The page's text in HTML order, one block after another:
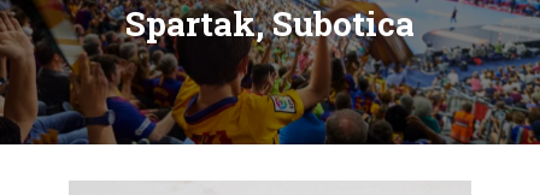
Spartak, Subotica